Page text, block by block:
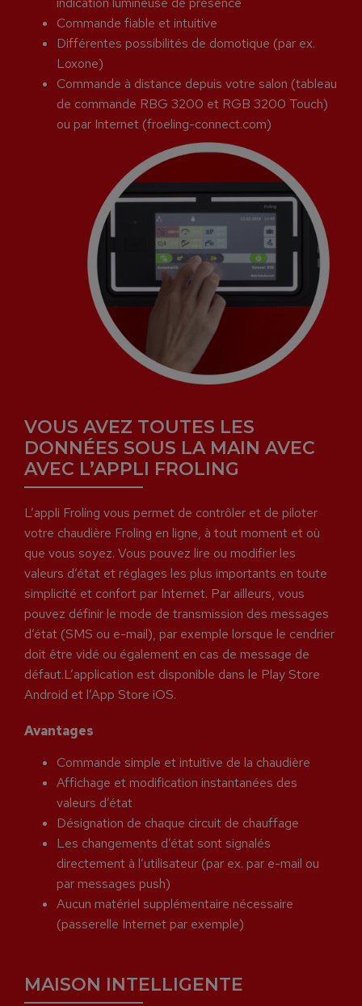
Commande fiable et intuitive
Différentes possibilités de domotique (par ex.
Loxone)
Commande à distance depuis votre salon (tableau
de commande RBG 3200 et RGB 3200 Touch)
ou par Internet (froeling-connect.com)
VOUS AVEZ TOUTES LES
DONNÉES SOUS LA MAIN AVEC
AVEC L’APPLI FROLING
L’appli Froling vous permet de contrôler et de piloter
votre chaudière Froling en ligne, à tout moment et où
que vous soyez. Vous pouvez lire ou modifier les
valeurs d’état et réglages les plus importants en toute
simplicité et confort par Internet. Par ailleurs, vous
pouvez définir le mode de transmission des messages
d’état (SMS ou e-mail), par exemple lorsque le cendrier
doit être vidé ou également en cas de message de
défaut.L’application est disponible dans le Play Store
Android et l’App Store iOS.
Avantages
Commande simple et intuitive de la chaudière
Affichage et modification instantanées des
valeurs d’état
Désignation de chaque circuit de chauffage
Les changements d’état sont signalés
directement à l’utilisateur (par ex. par e-mail ou
par messages push)
Aucun matériel supplémentaire nécessaire
(passerelle Internet par exemple)
MAISON INTELLIGENTE